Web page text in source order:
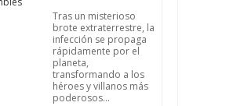
Tras un misterioso
brote extraterrestre, la
infección se propaga
rápidamente por el
planeta,
transformando a los
héroes y villanos más
poderosos...